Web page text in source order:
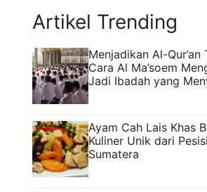
Artikel Trending
Menjadikan Al-Qur’an
Cara Al Ma’soem
Jadi Ibadah yang
Ayam Cah Lais Khas
Kuliner Unik dari
Sumatera